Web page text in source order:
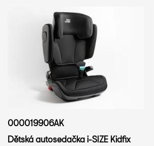
000019906AK
Dětská autosedačka i-SIZE Kidfix